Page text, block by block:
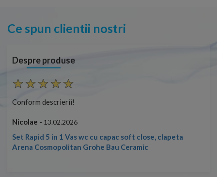
Ce spun clientii nostri
Despre produse
Conform descrierii!
Nicolae - 13.02.2026
Set Rapid 5 in 1 Vas wc cu capac soft close, clapeta
Arena Cosmopolitan Grohe Bau Ceramic